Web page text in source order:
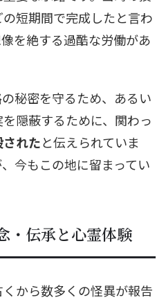
短期間で完成したと言わ
を絶する過酷な労働があ
秘密を守るため、あるい
隠蔽するために、関わっ
れたと伝えられていま
今もこの地に留まってい
・伝承と心霊体験
から数多くの怪異が報告